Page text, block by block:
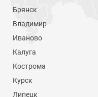
Брянск
Владимир
Иваново
Калуга
Кострома
Курск
Липецк